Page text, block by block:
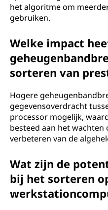
het algoritme om
gebruiken.
Welke impact
sorteren van
Hogere
gegevensoverdracht
processor mogelijk,
besteed aan het wachten
verbeteren van de
Wat zijn de
bij het sorteren